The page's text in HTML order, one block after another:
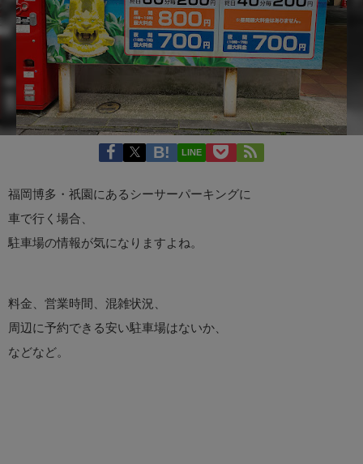
LINE
福岡博多・祇園にあるシーサーパーキングに
車で行く場合、
駐車場の情報が気になりますよね。
料金、営業時間、混雑状況、
周辺に予約できる安い駐車場はないか、
などなど。